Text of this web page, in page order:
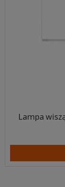
Lampa